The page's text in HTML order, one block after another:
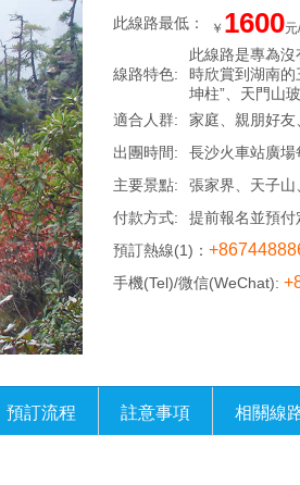
此線路最低： ￥ 1600
線路特色:
此線路是專為
時欣賞到湖南的
坤柱”、天門山
適合人群:
家庭、親朋好
出團時間:
長沙火車站廣
主要景點:
張家界、天子
付款方式:
提前報名並預付
預訂熱線(1)：
手機(Tel)/微信(WeChat):
預訂流程 註意事項 相關線